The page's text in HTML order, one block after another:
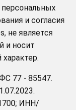
и согласия
не является
и носит
77 - 85547.
ИНН/